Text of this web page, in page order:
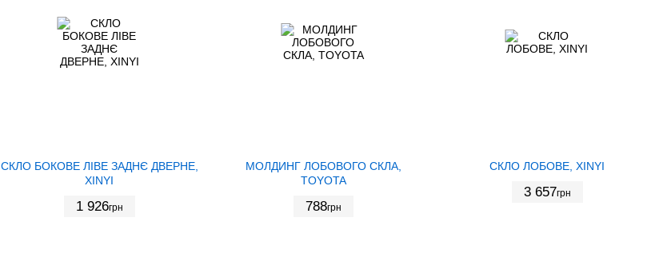
СКЛО БОКОВЕ ЛІВЕ ЗАДНЄ ДВЕРНЕ,
XINYI
1 926грн
МОЛДИНГ ЛОБОВОГО СКЛА,
TOYOTA
788грн
СКЛО ЛОБОВЕ, XINYI
3 657грн